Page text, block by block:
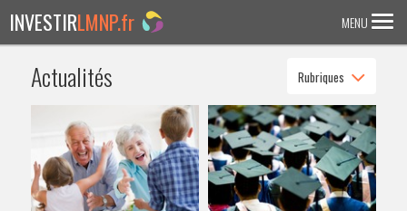
MENU
INVESTIRLMNP.fr
ACCUEIL
Investir en :
LMNP ANCIEN
RESIDENCE ETUDIANTE
Actualités Rubriques